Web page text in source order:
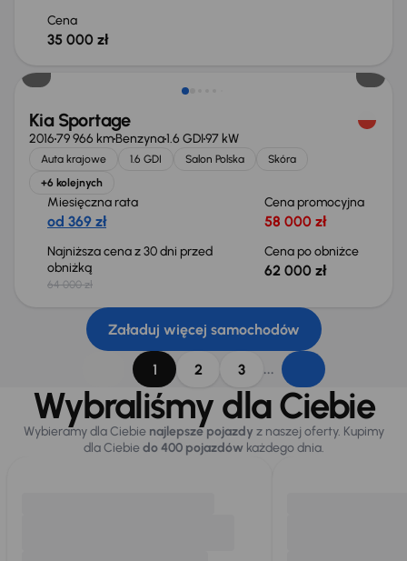
Cena
35 000 zł
Taniej o 2 000 zł
Kia Sportage
201679 966 kmBenzyna1.6 GDI97 kW
Auta krajowe 1.6 GDI Salon Polska
Skóra
+6 kolejnych
Miesięczna rata
od 369 zł
Cena promocyjna
58 000 zł
Najniższa cena z 30 dni przed
obniżką
64 000 zł
Cena po obniżce
62 000 zł
Załaduj więcej samochodów
1 2 3 ...
Wybraliśmy dla Ciebie
Wybieramy dla Ciebie najlepsze pojazdy z naszej oferty. Kupimy
dla Ciebiedo 400 pojazdówkażdego dnia.